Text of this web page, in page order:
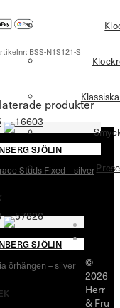
BSS-N1S121-S
produkter
SJÖLIN
Studs Fixed – silver
SJÖLIN
örhängen – silver
©
2026
Herr
& Fru